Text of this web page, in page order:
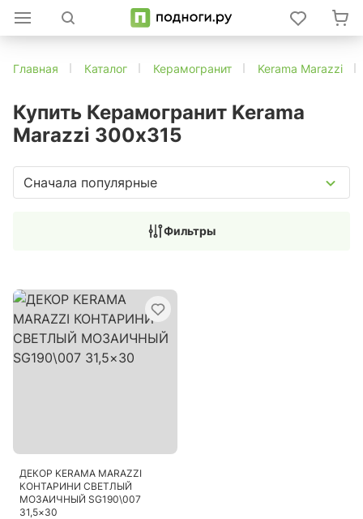
Главная Каталог Керамогранит Kerama Marazzi
Купить Керамогранит Kerama
Marazzi 300х315
Сначала популярные
Фильтры
ДЕКОР KERAMA MARAZZI
КОНТАРИНИ СВЕТЛЫЙ
МОЗАИЧНЫЙ SG190\007
31,5×30